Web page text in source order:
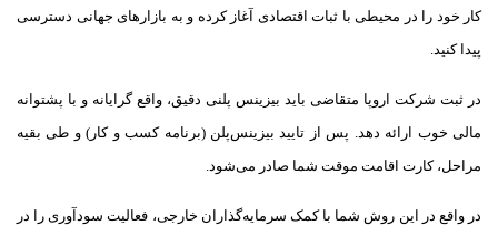
کار خود را در محیطی با ثبات اقتصادی آغاز کرده و به بازارهای جهانی دسترسی
پیدا کنید.
در ثبت شرکت اروپا متقاضی باید بیزینس پلنی دقیق، واقع گرایانه و با پشتوانه
مالی خوب ارائه دهد. پس از تایید بیزینس‌پلن (برنامه کسب و کار) و طی بقیه
مراحل، کارت اقامت موقت شما صادر می‌شود.
در واقع در این روش شما با کمک سرمایه‌گذاران خارجی، فعالیت سودآوری را در